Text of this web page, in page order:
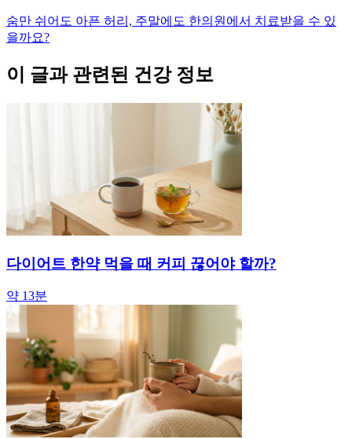
숨만 쉬어도 아픈 허리, 주말에도 한의원에서 치료받을 수 있
을까요?
이 글과 관련된 건강 정보
다이어트 한약 먹을 때 커피 끊어야 할까?
약 13분